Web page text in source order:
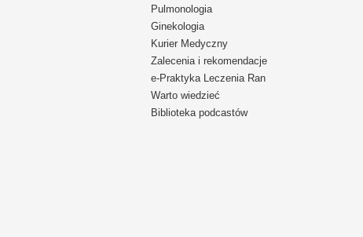
Pulmonologia
Ginekologia
Kurier Medyczny
Zalecenia i rekomendacje
e-Praktyka Leczenia Ran
Warto wiedzieć
Biblioteka podcastów